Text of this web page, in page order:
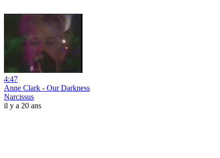
4:47
Anne Clark - Our Darkness
Narcissus
il y a 20 ans